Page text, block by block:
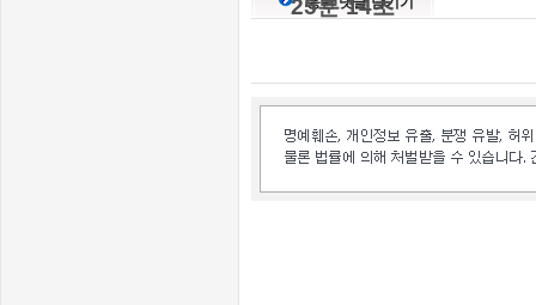
25분 14초